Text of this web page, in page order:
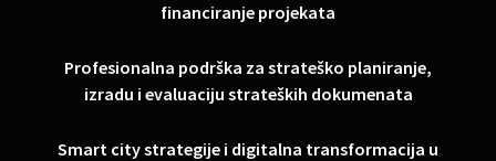
financiranje projekata
Profesionalna podrška za strateško planiranje,
izradu i evaluaciju strateških dokumenata
Smart city strategije i digitalna transformacija u